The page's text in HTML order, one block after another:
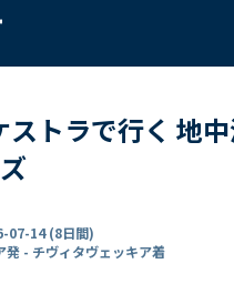
ストラで行く 地
07-14(8日間)
発 - チヴィタヴェッキア着